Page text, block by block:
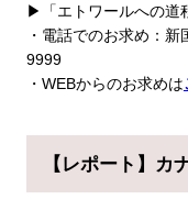
▶「エトワールへの道
・電話でのお求め：
9999
・WEBからのお求めは
【レポート】カ